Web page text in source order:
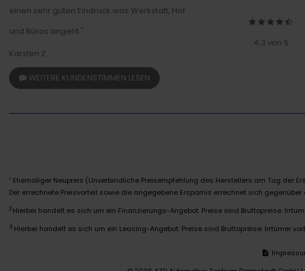
einen sehr guten Eindruck was Werkstatt, Hof
und Büros angeht."
Karsten Z.
WEITERE KUNDENSTIMMEN LESEN
4,3 von 5
1 Ehemaliger Neupreis (Unverbindliche Preisempfehlung des Herstellers am Tag der
Der errechnete Preisvorteil sowie die angegebene Ersparnis errechnet sich
2 Hierbei handelt es sich um ein Finanzierungs-Angebot. Preise sind Bruttopreise.
3 Hierbei handelt es sich um ein Leasing-Angebot. Preise sind Bruttopreise. Irrtümer